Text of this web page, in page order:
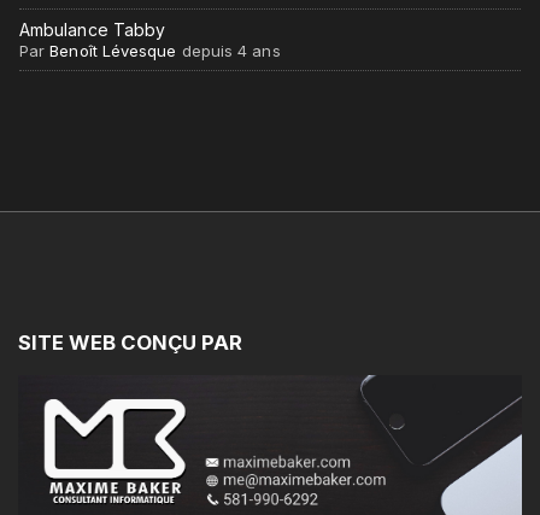
Ambulance Tabby
ParBenoît Lévesque depuis 4 ans
SITE WEB CONÇU PAR